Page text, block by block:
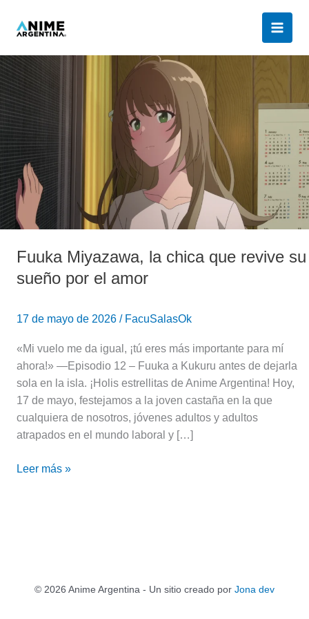
Fuuka Miyazawa, la chica que revive su
sueño por el amor
17 de mayo de 2026 / FacuSalasOk
«Mi vuelo me da igual, ¡tú eres más importante para mí
ahora!» —Episodio 12 – Fuuka a Kukuru antes de dejarla
sola en la isla. ¡Holis estrellitas de Anime Argentina! Hoy,
17 de mayo, festejamos a la joven castaña en la que
cualquiera de nosotros, jóvenes adultos y adultos
atrapados en el mundo laboral y […]
Fuuka
Miyazawa,
la
chica
que
revive
su
sueño
por
el
Leer más »
© 2026 Anime Argentina - Un sitio creado por Jona dev